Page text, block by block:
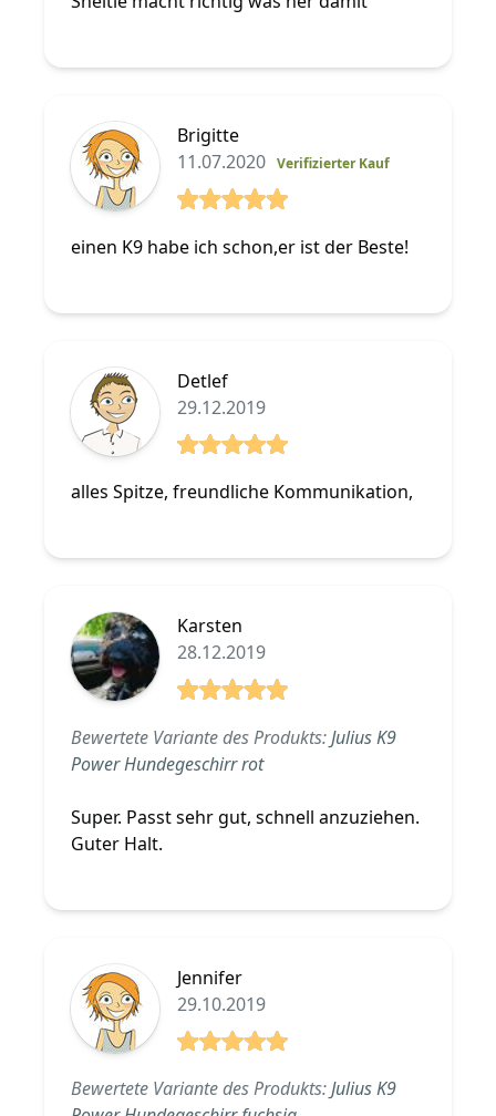
Brigitte
11.07.2020 Verifizierter Kauf
einen K9 habe ich schon,er ist der Beste!
Detlef
29.12.2019
alles Spitze, freundliche Kommunikation,
Karsten
28.12.2019
Bewertete Variante des Produkts:Julius K9
Power Hundegeschirr rot
Super. Passt sehr gut, schnell anzuziehen.
Guter Halt.
Jennifer
29.10.2019
Bewertete Variante des Produkts:Julius K9